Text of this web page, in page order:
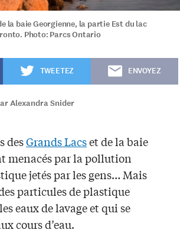
la baie Georgienne, la partie Est du lac
Photo: Parcs Ontario
TWEETEZ ENVOYEZ
Alexandra Snider
desGrands Lacset de la baie
menacés par la pollution
jetés par les gens… Mais
particules de plastique
eaux de lavage et qui se
cours d’eau.